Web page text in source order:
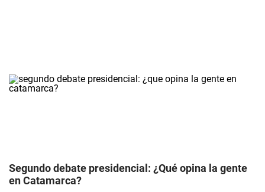
Segundo debate presidencial: ¿Qué opina la gente
en Catamarca?